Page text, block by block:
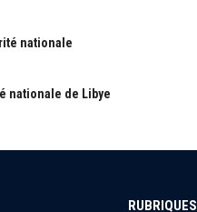
nationale
nationale de Libye
RUBRIQUES